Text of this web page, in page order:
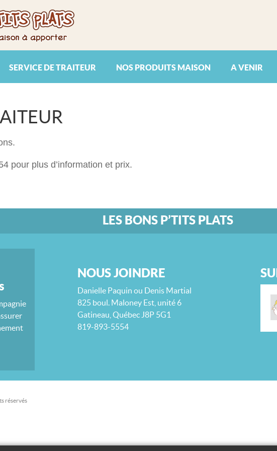
SERVICE DE TRAITEUR NOS PRODUITS MAISON A VENIR
pour plus d’information et prix.
LES BONS P’TITS PLATS
NOUS JOINDRE
Danielle Paquin ou Denis Martial
825 boul. Maloney Est, unité 6
Gatineau, Québec J8P 5G1
819-893-5554
réservés